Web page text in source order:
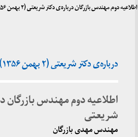
اطلاعیه دوم مهندس بازرگان درباره‌ی دکتر شریعتی (۲ بهمن ۱۳۵۶)
درباره‌ی دکتر شریعتی (۲ بهمن ۱۳۵۶)
اطلاعیه دوم مهندس بازرگان
شریعتی
مهندس مهدی بازرگان